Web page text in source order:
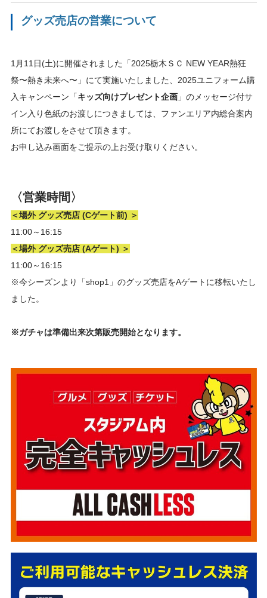
グッズ売店の営業について
1月11日(土)に開催されました「2025栃木ＳＣ NEW YEAR熱狂
祭〜熱き未来へ〜」にて実施いたしました、2025ユニフォーム購
入キャンペーン「キッズ向けプレゼント企画」のメッセージ付サ
イン入り色紙のお渡しにつきましては、ファンエリア内総合案内
所にてお渡しをさせて頂きます。
お申し込み画面をご提示の上お受け取りください。
〈営業時間〉
＜場外 グッズ売店 (Cゲート前) ＞
11:00～16:15
＜場外 グッズ売店 (Aゲート) ＞
11:00～16:15
※今シーズンより「shop1」のグッズ売店をAゲートに移転いたし
ました。
※ガチャは準備出来次第販売開始となります。